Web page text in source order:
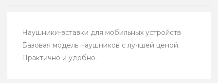
Наушники-вставки для мобильных устройств
Базовая модель наушников с лучшей ценой.
Практично и удобно.